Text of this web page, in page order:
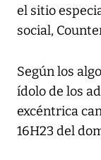
el sitio
social,
Según los
ídolo de los
excéntrica
16H23 del